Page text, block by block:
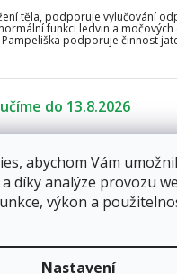
abychom Vám
díky analýze provozu
výkon a
Nastavení
13.8.2026
těla, podporuje vylučování
funkci ledvin a
podporuje činnost
58 Kč
Měrná
cena:
Přidat do